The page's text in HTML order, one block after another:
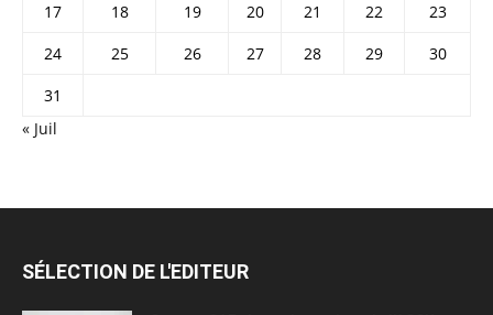
17
18 19 20 21 22
23
24
25 26 27 28 29
30
31
« Juil
SÉLECTION DE L'EDITEUR